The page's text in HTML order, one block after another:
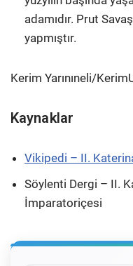
adamıdır. Prut
yapmıştır.
Kerim Yarınıneli/
Kaynaklar
Vikipedi – II.
Söylenti Dergi – II.
İmparatoriçesi